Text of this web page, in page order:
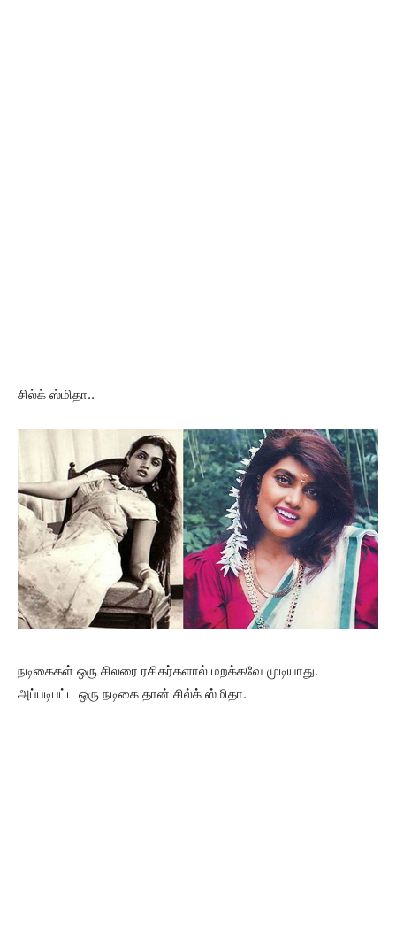
சில்க் ஸ்மிதா..
நடிகைகள் ஒரு சிலரை ரசிகர்களால் மறக்கவே முடியாது.
அப்படிபட்ட ஒரு நடிகை தான் சில்க் ஸ்மிதா.